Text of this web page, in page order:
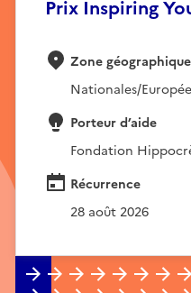
Prix Inspiring
Zone géographique
Nationales/
Porteur d’aide
Fondation
Récurrence
28 août 2026